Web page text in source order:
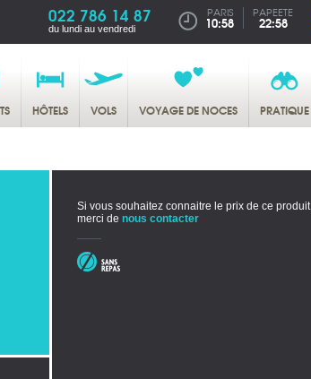
022 786 14 87
du lundi au vendredi
PARIS
10:58
PAPEETE
22:58
HÔTELS VOLS VOYAGE DE NOCES PRATIQUE
Si vous souhaitez connaitre le prix de ce produit
merci de nous contacter